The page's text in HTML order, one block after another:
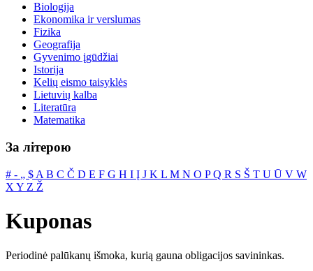
Biologija
Ekonomika ir verslumas
Fizika
Geografija
Gyvenimo įgūdžiai
Istorija
Kelių eismo taisyklės
Lietuvių kalba
Literatūra
Matematika
За літерою
# ‐ „ $ A B C Č D E F G H I Į J K L M N O PQ R S Š T U Ū V W
X Y Z Ž
Kuponas
Periodinė palūkanų išmoka, kurią gauna obligacijos savininkas.